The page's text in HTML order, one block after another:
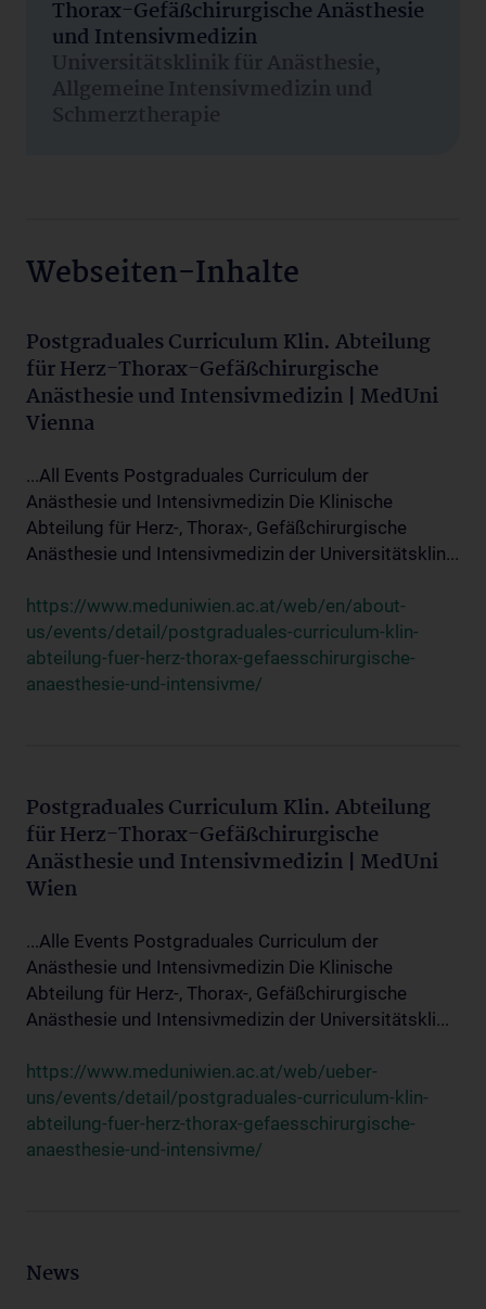
Thorax-Gefäßchirurgische Anästhesie
und Intensivmedizin
Universitätsklinik für Anästhesie,
Allgemeine Intensivmedizin und
Schmerztherapie
Webseiten-Inhalte
Postgraduales Curriculum Klin. Abteilung
für Herz-Thorax-Gefäßchirurgische
Anästhesie und Intensivmedizin | MedUni
Vienna
...All Events Postgraduales Curriculum der
Anästhesie und Intensivmedizin Die Klinische
Abteilung für Herz-, Thorax-, Gefäßchirurgische
Anästhesie und Intensivmedizin der Universitätsklin...
https://www.meduniwien.ac.at/web/en/about-
us/events/detail/postgraduales-curriculum-klin-
abteilung-fuer-herz-thorax-gefaesschirurgische-
anaesthesie-und-intensivme/
Postgraduales Curriculum Klin. Abteilung
für Herz-Thorax-Gefäßchirurgische
Anästhesie und Intensivmedizin | MedUni
Wien
...Alle Events Postgraduales Curriculum der
Anästhesie und Intensivmedizin Die Klinische
Abteilung für Herz-, Thorax-, Gefäßchirurgische
Anästhesie und Intensivmedizin der Universitätskli...
https://www.meduniwien.ac.at/web/ueber-
uns/events/detail/postgraduales-curriculum-klin-
abteilung-fuer-herz-thorax-gefaesschirurgische-
anaesthesie-und-intensivme/
News